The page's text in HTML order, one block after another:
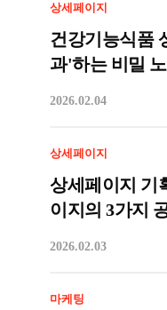
상세페이지
건강기능식품
과'하는 비밀
2026.02.04
상세페이지
상세페이지 기
이지의 3가지
2026.02.03
마케팅